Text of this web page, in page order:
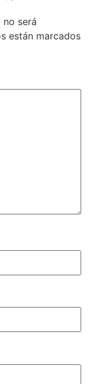
será
están marcados